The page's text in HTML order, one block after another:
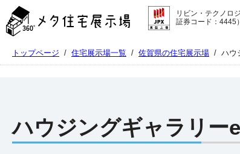
タ
住
示
リビン・テクノロ
証券コード：4445
トップページ / 住宅展示場一覧 / 佐賀県の住宅展示場 / ハウ
ハウジングギャラリー